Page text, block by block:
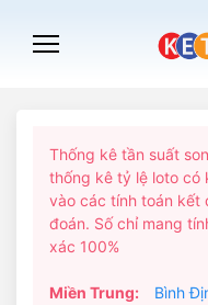
Thống kê tần suất
thống kê tỷ lệ loto có
vào các tính toán kết
đoán. Số chỉ mang
xác 100%
Miền Trung: Bình